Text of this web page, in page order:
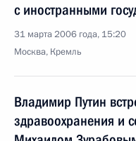
с иностранными
31 марта 2006 года, 15:20
Москва, Кремль
Владимир Путин
здравоохранения и